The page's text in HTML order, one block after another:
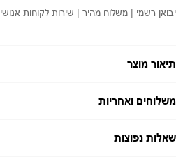
יבואן רשמי | משלוח מהיר | שירות לקוחות אנושי
תיאור מוצר
משלוחים ואחריות
זמן אספקה: עד 7 ימי עסקים
שאלות נפוצות